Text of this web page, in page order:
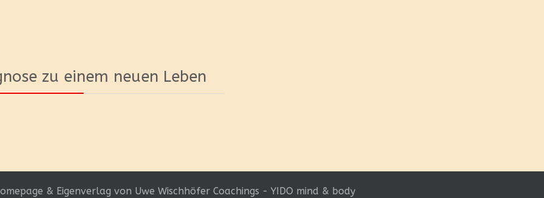
zu einem neuen Leben
& Eigenverlag von Uwe Wischhöfer Coachings - YIDO mind & body